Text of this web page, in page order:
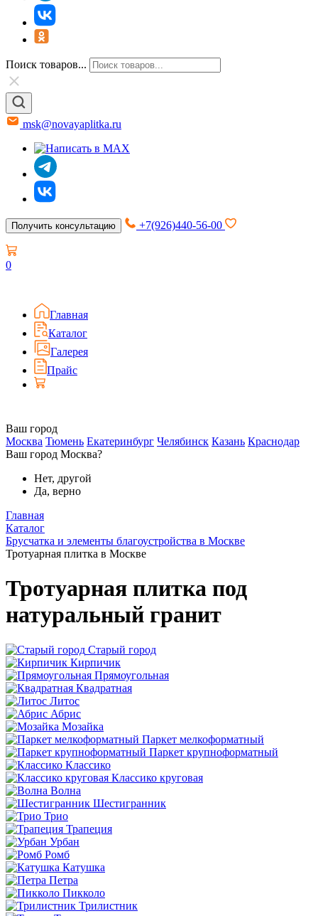
Поиск товаров...
msk@novayaplitka.ru
Получить консультацию +7(926)440-56-00
0
Главная
Каталог
Галерея
Прайс
Ваш город
Москва Тюмень Екатеринбург Челябинск Казань Краснодар
Ваш город Москва?
Нет, другой
Да, верно
Главная
Каталог
Брусчатка и элементы благоустройства в Москве
Тротуарная плитка в Москве
Тротуарная плитка под
натуральный гранит
Старый город
Кирпичик
Прямоугольная
Квадратная
Литос
Абрис
Мозайка
Паркет мелкоформатный
Паркет крупноформатный
Классико
Классико круговая
Волна
Шестигранник
Трио
Трапеция
Урбан
Ромб
Катушка
Петра
Пикколо
Трилистник